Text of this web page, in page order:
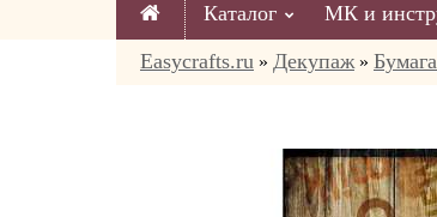
Каталог МК и
Easycrafts.ru » Декупаж »